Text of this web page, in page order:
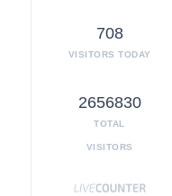
708
VISITORS TODAY
2656830
TOTAL
VISITORS